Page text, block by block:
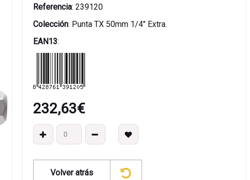
Referencia: 239120
Colección: Punta TX 50mm 1/4" Extra.
EAN13:
232,63€
Volver atrás